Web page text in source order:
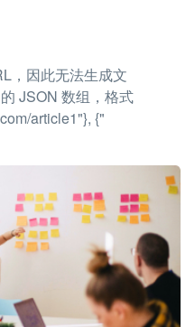
，因此无法生成文
JSON 数组，格式
article1"}, {"